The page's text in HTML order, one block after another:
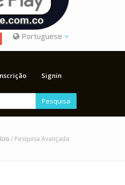
Portuguese
Signin
Pesquisa
/ Pesquisa Avançada